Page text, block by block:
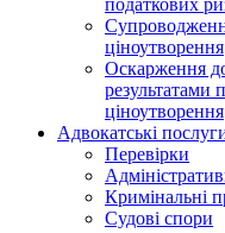
податкових
ціноутворення
Оскарження
результатами
ціноутворення
Адвокатські
Перевірки
Кримінальні
Судові спори